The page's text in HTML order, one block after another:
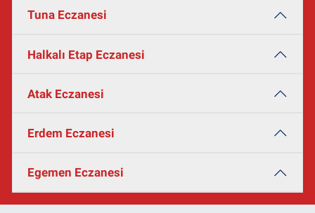
Tuna Eczanesi
Halkalı Etap Eczanesi
Atak Eczanesi
Erdem Eczanesi
Egemen Eczanesi